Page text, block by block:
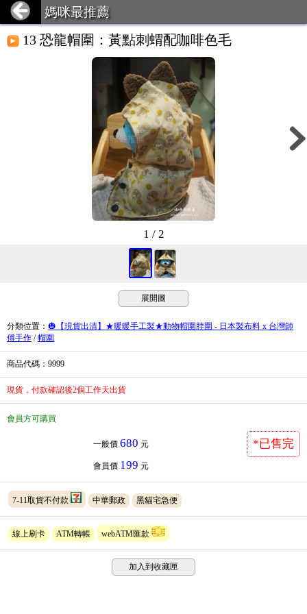
媽咪最推薦
13 恐龍帽圍：黃點刺蝟配咖啡色毛
1 / 2
展開圖
分類位置 ： 🎃【現貨出清】★暖暖手工製★動物帽圍脖圍 - 日本製布料 x 台灣師
傅手作 /帽圍
商品代碼 ：9999
現貨，付款確認後2個工作天出貨
會員方可購買
一般價 680 元
會員價 199 元
*已售完
7-11取貨不付款 中華郵政 黑貓宅急便
線上刷卡 ATM轉帳 webATM匯款
加入到收藏匣